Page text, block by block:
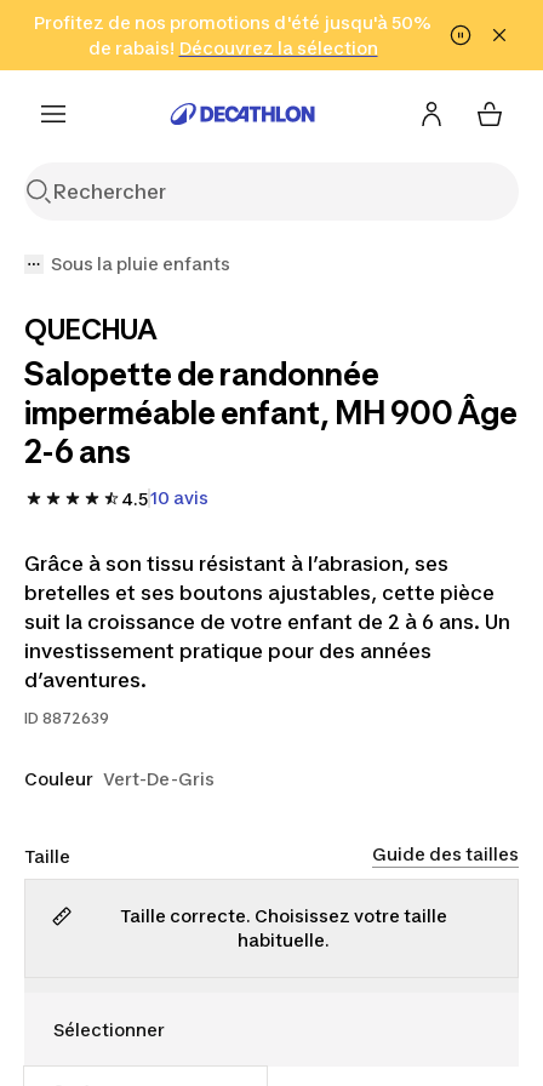
Aller à la recherche Aller au contenu Aller au pied de
Profitez de nos promotions d'été jusqu'à 50%
de rabais! Découvrez la sélection
Cliquez ici
en seulement 2 h!
(Zones sélectionnées)
Sous la pluie enfants
QUECHUA
Salopette de randonnée
imperméable enfant, MH 900 Âge
2-6 ans
4.510 avis
Grâce à son tissu résistant à l’abrasion, ses
bretelles et ses boutons ajustables, cette pièce
suit la croissance de votre enfant de 2 à 6 ans. Un
investissement pratique pour des années
d’aventures.
ID 8872639
Couleur Vert-De-Gris
Taille Guide des tailles
Taille correcte. Choisissez votre taille
habituelle.